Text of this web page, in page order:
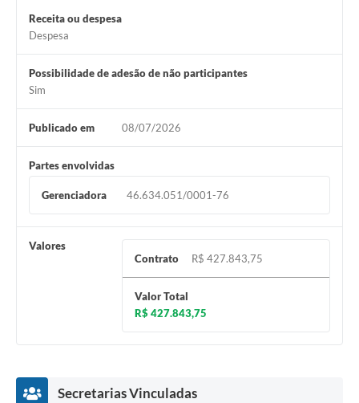
Receita ou despesa
Despesa
Possibilidade de adesão de não participantes
Sim
Publicado em 08/07/2026
Partes envolvidas
Gerenciadora 46.634.051/0001-76
Valores
Contrato
R$ 427.843,75
Valor Total
R$ 427.843,75
Secretarias Vinculadas